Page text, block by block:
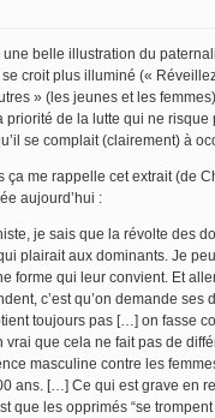
une belle illustration du
croit plus illuminé («
» (les jeunes et les
priorité de la lutte qui ne risque
se complait (clairement) à
ça me rappelle cet extrait (de
aujourd’hui :
je sais que la révolte des
plairait aux dominants. Je
forme qui leur convient. Et
c’est qu’on demande ses
toujours pas […] on fasse
vrai que cela ne fait pas de
masculine contre les
ans. […] Ce qui est grave en
que les opprimés “se trompent